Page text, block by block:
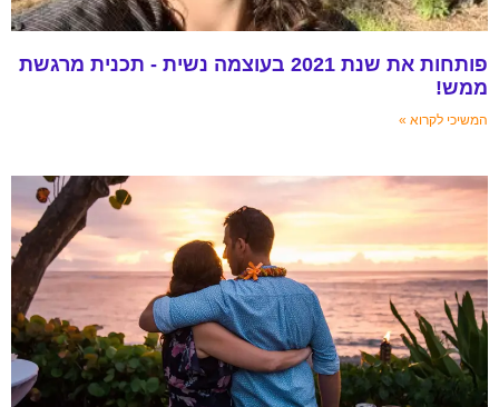
פותחות את שנת 2021 בעוצמה נשית - תכנית מרגשת
ממש!
המשיכי לקרוא »